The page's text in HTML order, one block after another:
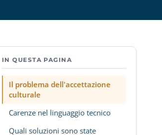
IN QUESTA PAGINA
Il problema dell'accettazione
culturale
Carenze nel linguaggio tecnico
Quali soluzioni sono state